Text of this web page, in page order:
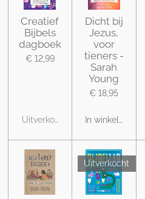
Creatief
Bijbels
dagboek
€ 12,99
Uitverkocht
Dicht bij
Jezus,
voor
tieners -
Sarah
Young
€ 18,95
In winkelwagen
Uitverkocht